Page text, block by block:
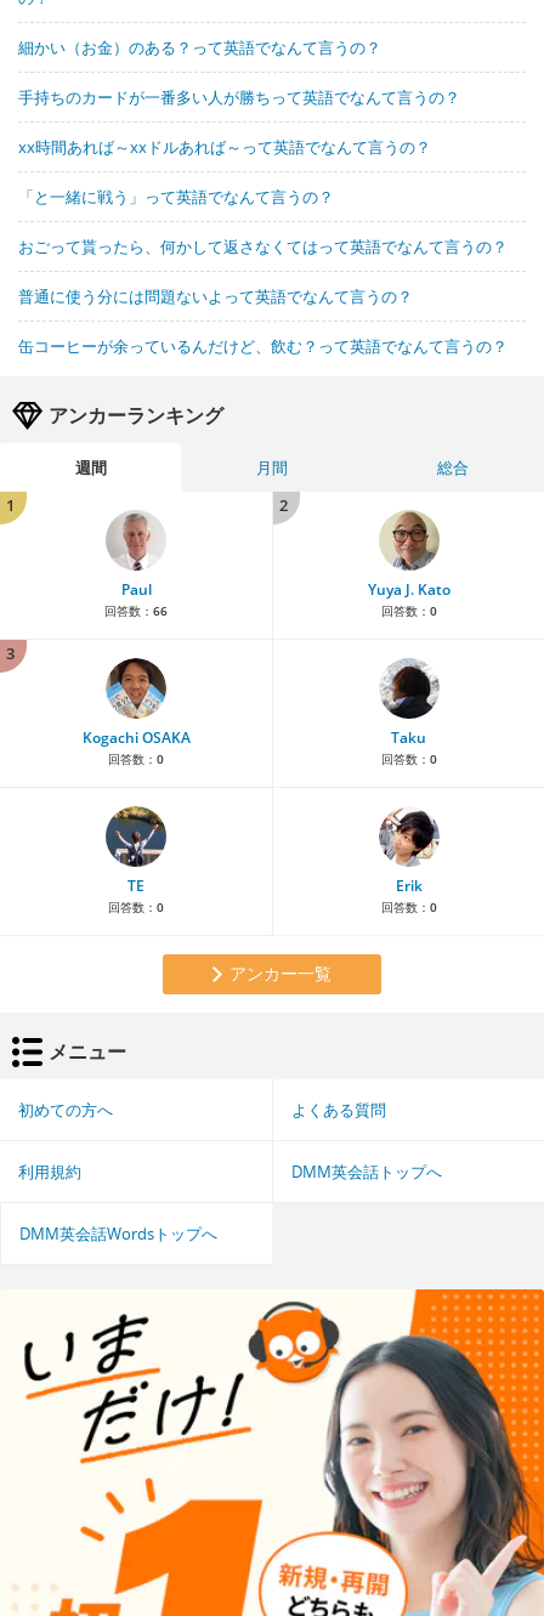
細かい（お金）のある？って英語でなんて言うの？
手持ちのカードが一番多い人が勝ちって英語でなんて言うの？
xx時間あれば～xxドルあれば～って英語でなんて言うの？
「と一緒に戦う」って英語でなんて言うの？
おごって貰ったら、何かして返さなくてはって英語でなんて言うの？
普通に使う分には問題ないよって英語でなんて言うの？
缶コーヒーが余っているんだけど、飲む？って英語でなんて言うの？
アンカーランキング
週間 月間
総合
1
Paul
回答数： 66
2
Yuya J. Kato
回答数： 0
3
Kogachi OSAKA
回答数： 0
Taku
回答数： 0
TE
回答数： 0
Erik
回答数： 0
アンカー一覧
メニュー
初めての方へ よくある質問
利用規約 DMM英会話トップへ
DMM英会話Wordsトップへ